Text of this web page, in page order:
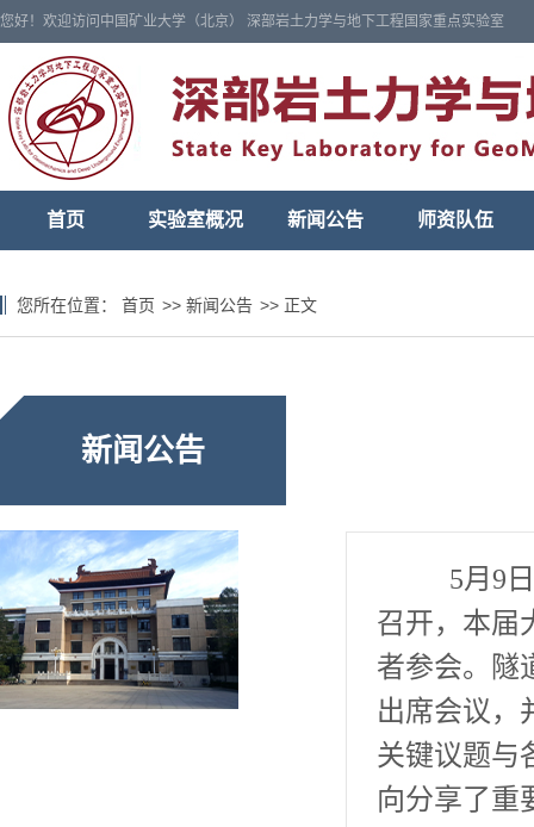
您好！欢迎访问中国矿业大学（北京） 深部岩土力学与地下工程国家重点实验室
首页 实验室概况 新闻公告 师资队伍
您所在位置： 首页 >> 新闻公告 >> 正文
新闻公告
5月9
召开，本届
者参会。隧
出席会议，
关键议题与
向分享了重